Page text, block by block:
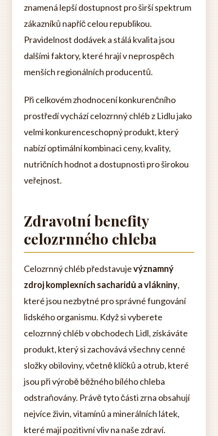
znamená lepší dostupnost pro širší spektrum
zákazníků napříč celou republikou.
Pravidelnost dodávek a stálá kvalita jsou
dalšími faktory, které hrají v neprospěch
menších regionálních producentů.
Při celkovém zhodnocení konkurenčního
prostředí vychází celozrnný chléb z Lidlu jako
velmi konkurenceschopný produkt, který
nabízí optimální kombinaci ceny, kvality,
nutričních hodnot a dostupnosti pro širokou
veřejnost.
Zdravotní benefity
celozrnného chleba
Celozrnný chléb představujevýznamný
zdroj komplexních sacharidů a vlákniny,
které jsou nezbytné pro správné fungování
lidského organismu. Když si vyberete
celozrnný chléb v obchodech Lidl, získáváte
produkt, který si zachovává všechny cenné
složky obiloviny, včetně klíčků a otrub, které
jsou při výrobě běžného bílého chleba
odstraňovány. Právě tyto části zrna obsahují
nejvíce živin, vitamínů a minerálních látek,
které mají pozitivní vliv na naše zdraví.